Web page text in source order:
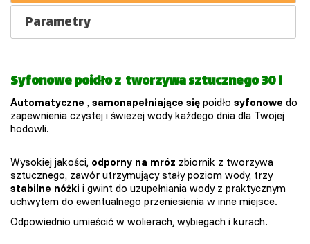
Parametry
Syfonowe poidło z tworzywa sztucznego 30 l
Automatyczne , samonapełniające się poidło syfonowe do
zapewnienia czystej i świezej wody każdego dnia dla Twojej
hodowli.
Wysokiej jakości, odporny na mróz zbiornik z tworzywa
sztucznego, zawór utrzymujący stały poziom wody, trzy
stabilne nóżki i gwint do uzupełniania wody z praktycznym
uchwytem do ewentualnego przeniesienia w inne miejsce.
Odpowiednio umieścić w wolierach, wybiegach i kurach.